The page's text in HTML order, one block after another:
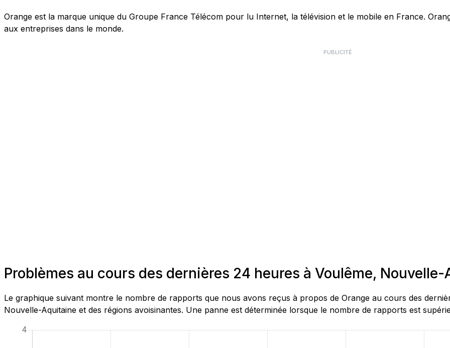
Orange est la marque unique du Groupe France Télécom pour lu Internet, la télévision et le mobile en France.
aux entreprises dans le monde.
PUBLICITÉ
Problèmes au cours des dernières 24 heures à Voulême,
Le graphique suivant montre le nombre de rapports que nous avons reçus à propos de Orange au cours des
Nouvelle-Aquitaine et des régions avoisinantes. Une panne est déterminée lorsque le nombre de rapports est